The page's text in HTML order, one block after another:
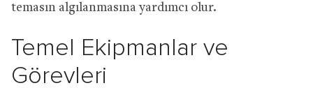
temasın algılanmasına yardımcı olur.
Temel Ekipmanlar ve
Görevleri